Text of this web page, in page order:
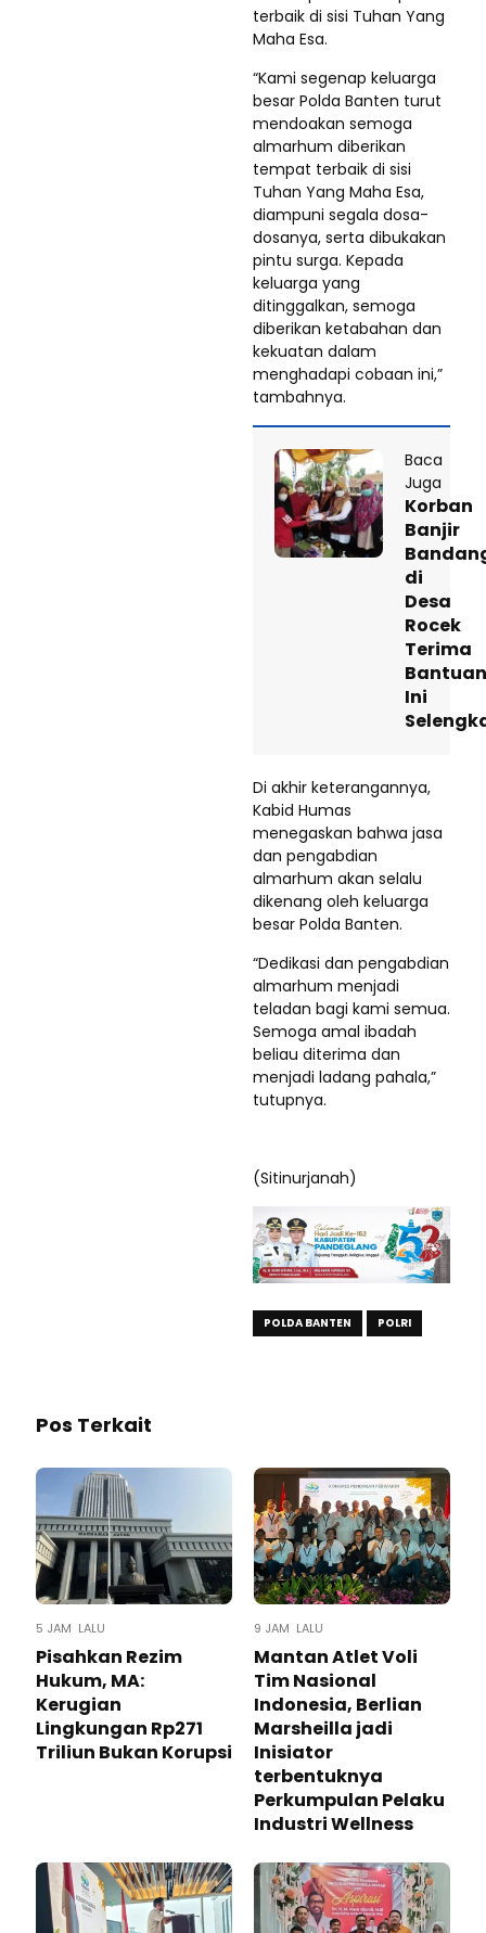
terbaik di sisi Tuhan Yang
Maha Esa.
“Kami segenap keluarga
besar Polda Banten turut
mendoakan semoga
almarhum diberikan
tempat terbaik di sisi
Tuhan Yang Maha Esa,
diampuni segala dosa-
dosanya, serta dibukakan
pintu surga. Kepada
keluarga yang
ditinggalkan, semoga
diberikan ketabahan dan
kekuatan dalam
menghadapi cobaan ini,”
tambahnya.
Baca
Juga
Korban
Banjir
di
Desa
Rocek
Terima
Ini
Di akhir keterangannya,
Kabid Humas
menegaskan bahwa jasa
dan pengabdian
almarhum akan selalu
dikenang oleh keluarga
besar Polda Banten.
“Dedikasi dan pengabdian
almarhum menjadi
teladan bagi kami semua.
Semoga amal ibadah
beliau diterima dan
menjadi ladang pahala,”
tutupnya.
(Sitinurjanah)
POLDA BANTEN POLRI
Pos Terkait
5 JAM LALU
Pisahkan Rezim
Hukum, MA:
Kerugian
Lingkungan Rp271
Triliun Bukan Korupsi
9 JAM LALU
Mantan Atlet Voli
Tim Nasional
Indonesia, Berlian
Marsheilla jadi
Inisiator
terbentuknya
Perkumpulan Pelaku
Industri Wellness